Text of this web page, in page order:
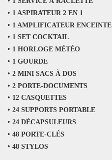
• 1 ASPIRATEUR 2 EN 1
• 1 AMPLIFICATEUR ENCEINTE
• 1 SET COCKTAIL
• 1 HORLOGE MÉTÉO
• 1 GOURDE
• 2 MINI SACS À DOS
• 2 PORTE-DOCUMENTS
• 12 CASQUETTES
• 24 SUPPORTS PORTABLE
• 24 DÉCAPSULEURS
• 48 PORTE-CLÉS
• 48 STYLOS